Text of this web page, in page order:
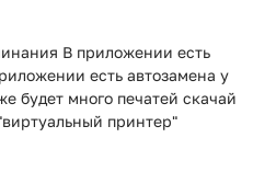
В приложении есть
есть автозамена у
будет много печатей скачай
принтер"